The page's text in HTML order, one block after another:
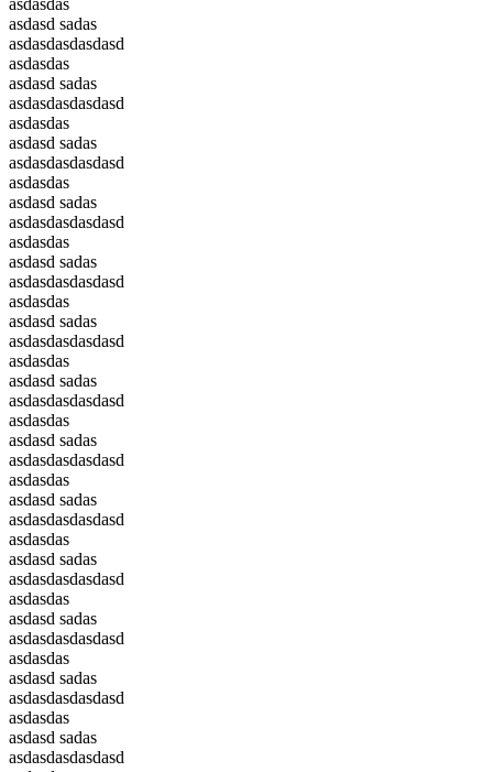
asdasdas
asdasd sadas
asdasdasdasdasd
asdasdas
asdasd sadas
asdasdasdasdasd
asdasdas
asdasd sadas
asdasdasdasdasd
asdasdas
asdasd sadas
asdasdasdasdasd
asdasdas
asdasd sadas
asdasdasdasdasd
asdasdas
asdasd sadas
asdasdasdasdasd
asdasdas
asdasd sadas
asdasdasdasdasd
asdasdas
asdasd sadas
asdasdasdasdasd
asdasdas
asdasd sadas
asdasdasdasdasd
asdasdas
asdasd sadas
asdasdasdasdasd
asdasdas
asdasd sadas
asdasdasdasdasd
asdasdas
asdasd sadas
asdasdasdasdasd
asdasdas
asdasd sadas
asdasdasdasdasd